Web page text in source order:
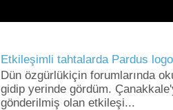
Etkileşimli tahtalarda Pardus
Dün özgürlükiçin forumlarında
gidip yerinde gördüm.
gönderilmiş olan etkileşi...